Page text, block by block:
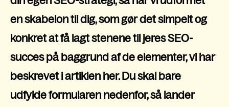
en skabelon til dig, som gør det simpelt og
konkret at få lagt stenene til jeres SEO-
succes på baggrund af de elementer, vi har
beskrevet i artiklen her. Du skal bare
udfylde formularen nedenfor, så lander